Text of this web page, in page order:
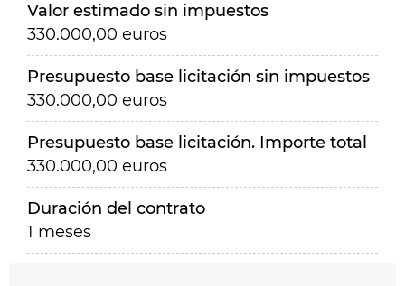
Valor estimado sin impuestos
330.000,00 euros
Presupuesto base licitación sin impuestos
330.000,00 euros
Presupuesto base licitación. Importe total
330.000,00 euros
Duración del contrato
1 meses